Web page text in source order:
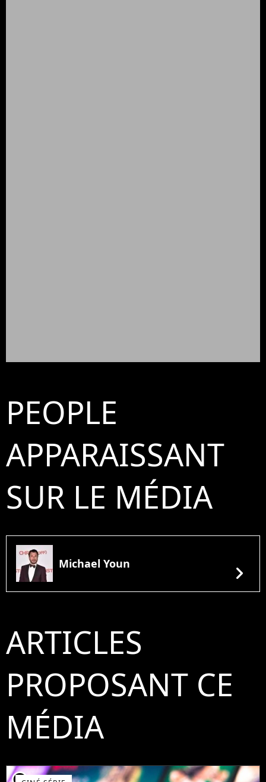
PEOPLE
APPARAISSANT
SUR LE MÉDIA
Michael Youn chevron_right
ARTICLES
PROPOSANT CE
MÉDIA